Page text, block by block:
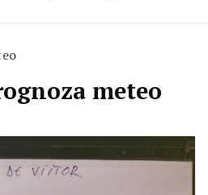
meteo